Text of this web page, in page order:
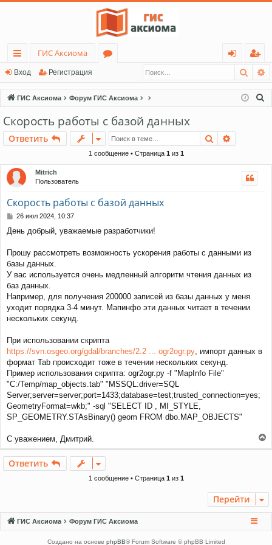
с
ы
лк
и
ГИС Аксиома
ру
м
ы
д
ег
ис
тр
Вход Регистрация
ГИС Аксиома Форум ГИС Аксиома
Скорость работы с базой данных
Ответить Поиск
1 сообщение • Страница 1из 1
Mitrich
Пользователь
Скорость работы с базой данных
С
о
щ
е
и
е
26 июл 2024, 10:37
День добрый, уважаемые разработчики!
Прошу рассмотреть возможность ускорения работы с данными из
базы данных.
У вас используется очень медленный алгоритм чтения данных из
баз данных.
Например, для получения 200000 записей из базы данных у меня
уходит порядка 3-4 минут. Мапинфо эти данных читает в течении
нескольких секунд.
При использовании скрипта
https://svn.osgeo.org/gdal/branches/2.2 ... ogr2ogr.py, импорт данных в
формат Tab происходит тоже в течении нескольких секунд.
Пример использования скрипта: ogr2ogr.py -f "MapInfo File"
"С:/Temp/map_objects.tab" "MSSQL:driver=SQL
Server;server=server;port=1433;database=test;trusted_connection=yes;
GeometryFormat=wkb;" -sql "SELECT ID , MI_STYLE,
SP_GEOMETRY.STAsBinary() geom FROM dbo.MAP_OBJECTS"
С уважением, Дмитрий.
е
с
Ответить
1 сообщение • Страница 1из 1
Перейти
ГИС Аксиома Форум ГИС Аксиома
Создано на основе phpBB® Forum Software © phpBB Limited